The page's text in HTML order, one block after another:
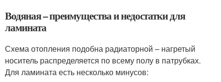
Водяная – преимущества и недостатки для
ламината
Схема отопления подобна радиаторной – нагретый
носитель распределяется по всему полу в патрубках.
Для ламината есть несколько минусов: